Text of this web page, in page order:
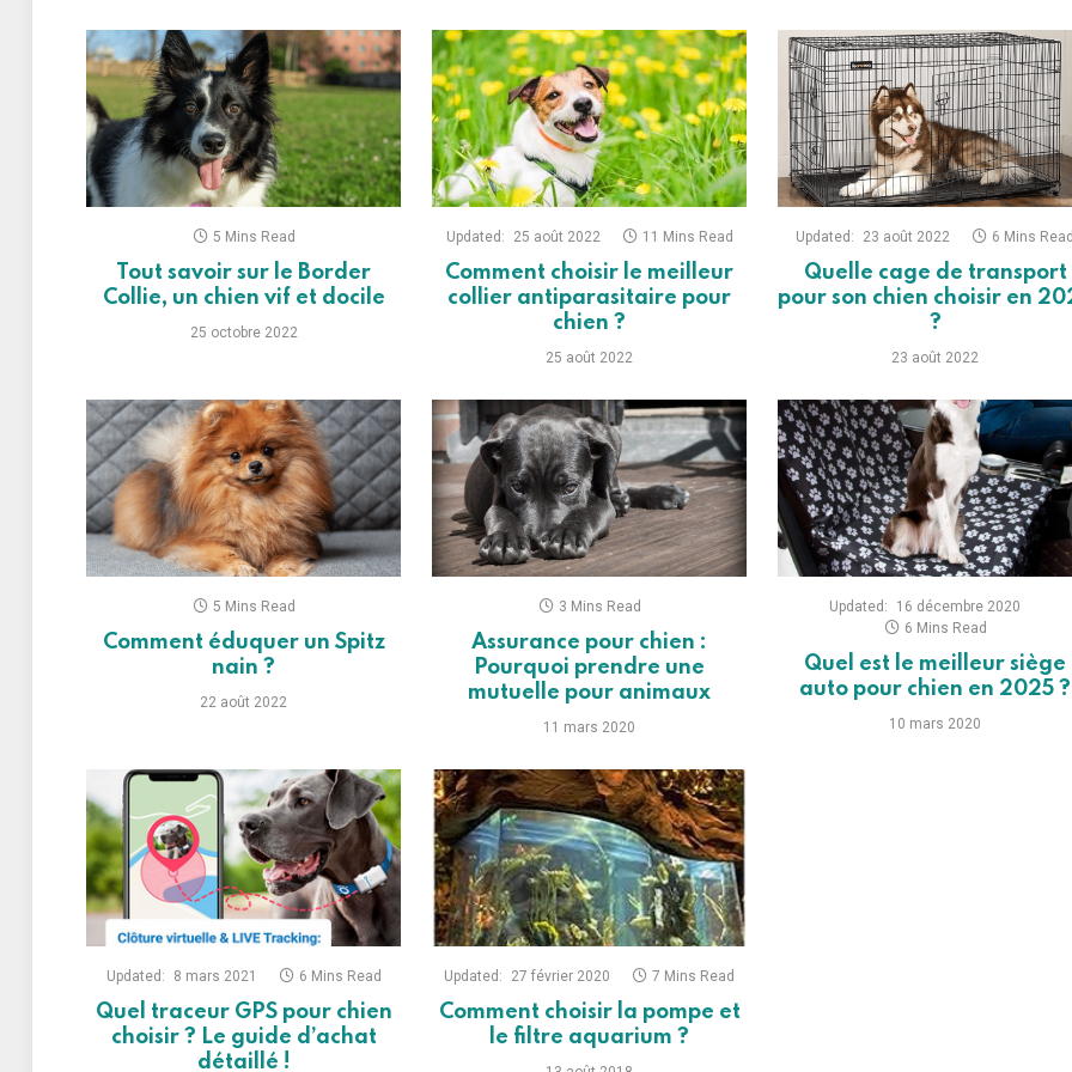
5 Mins Read
Tout savoir sur le Border
Collie, un chien vif et docile
25 octobre 2022
Updated: 25 août 2022 11 Mins Read
Comment choisir le meilleur
collier antiparasitaire pour
chien ?
25 août 2022
Updated: 23 août 2022 6 Mins
Quelle cage de transport
pour son chien choisir en
?
23 août 2022
5 Mins Read
Comment éduquer un Spitz
nain ?
22 août 2022
3 Mins Read
Assurance pour chien :
Pourquoi prendre une
mutuelle pour animaux
11 mars 2020
Updated:
16 décembre 2020
6 Mins Read
Quel est le meilleur siège
auto pour chien en 2025 ?
10 mars 2020
Updated: 8 mars 2021 6 Mins Read
Quel traceur GPS pour chien
choisir ? Le guide d’achat
détaillé !
Updated: 27 février 2020 7 Mins Read
Comment choisir la pompe et
le filtre aquarium ?